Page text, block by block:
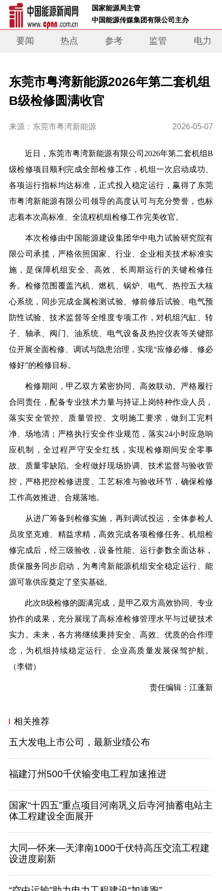
国家能源局主管
中国能源传媒集团有限公司主办
要闻 热点 参考 监管 电力
东莞市粤湾新能源2026年第二套机组
B级检修圆满收官
来源：东莞市粤湾新能源 2026-05-07
近日，东莞市粤湾新能源有限公司 2026年第二套机组B
级检修项目顺利完成全部检修工作，机组一次启动成功、
各项运行指标均达标准，正式投入稳定运行，赢得了东莞
市粤湾新能源有限公司领导的高度认可与充分赞誉，也标
志着本次高标准、全流程机组检修工作完美收官。
本次检修由中 国能源建设集团华中电力试验研究院有
限公司承揽，严格依照国家、行业、企业相关技术标准实
施，是保障机组安全、高效、长周期运行的关键检修任
务。检修范围覆盖汽机、燃机、锅炉、电气、热控五大核
心系统，同步完成金属检测试验、修前修后试验、电气预
防性试验、技术监督等全维度专项工作，对机组汽缸、转
子、轴承、阀门、油系统、电气设备及热控仪表等关键部
位开展全面检修、调试与隐患治理，实现“应修必修、修必
修好”的检修目标。
检修期间 ，甲乙双方紧密协同、高效联动。严格履行
合同责任，配备专业技术力量与持证上岗特种作业人员，
落实安全管控、质量管控、文明施工要求，做到工完料
净、场地清；严格执行安全作业规范，落实24小时应急响
应机制，全过程严守安全红线，实现检修期间安全零事
故、质量零缺陷。全程做好现场协调、技术监督与验收管
控，严格把控检修进度、工艺标准与验收环节，确保检修
工作高效推进、合规落地。
从进厂筹备到检修实施，再到调试投运，全体参检 人
员攻坚克难、精益求精，高效完成各项检修任务。机组检
修完成后，经三级验收，设备性能、运行参数全面达标，
质保服务同步启动，为粤湾新能源机组安全稳定运行、能
源可靠供应奠定了坚实基础。
此次B级检修的圆满完成，是甲乙双方高效协同、专业
协作的成果，充分展现了高标准检修管理水平与过硬技术
实力。未来，各方将继续秉持安全、高效、优质的合作理
念，为机组持续稳定运行、企业高质量发展保驾护航。
（李锴）
责任编辑：江蓬新
相关推荐
五大发电上市公司，最新业绩公布
福建汀州500千伏输变电工程加速推进
国家“十四五”重点项目河南巩义后寺河抽蓄电站主
体工程建设全面展开
大同—怀来—天津南1000千伏特高压交流工程建
设进度刷新